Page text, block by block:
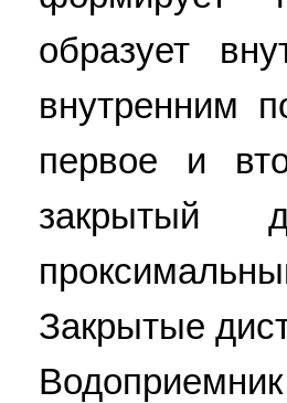
образует
внутренним
первое и
закрытый
Закрытые